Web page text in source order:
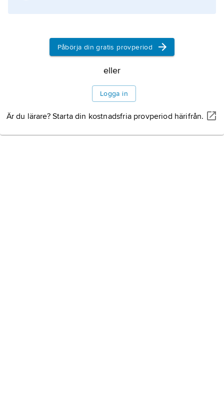
Information om artikeln
Påbörja din gratis provperiod
eller
Logga in
Är du lärare? Starta din kostnadsfria provperiod härifrån.